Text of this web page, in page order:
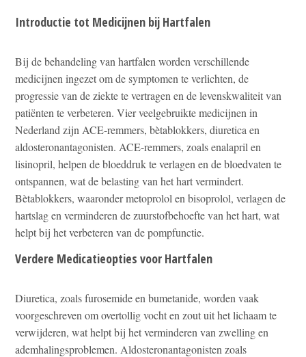
Introductie tot Medicijnen bij Hartfalen
Bij de behandeling van hartfalen worden verschillende
medicijnen ingezet om de symptomen te verlichten, de
progressie van de ziekte te vertragen en de levenskwaliteit van
patiënten te verbeteren. Vier veelgebruikte medicijnen in
Nederland zijn ACE-remmers, bètablokkers, diuretica en
aldosteronantagonisten. ACE-remmers, zoals enalapril en
lisinopril, helpen de bloeddruk te verlagen en de bloedvaten te
ontspannen, wat de belasting van het hart vermindert.
Bètablokkers, waaronder metoprolol en bisoprolol, verlagen de
hartslag en verminderen de zuurstofbehoefte van het hart, wat
helpt bij het verbeteren van de pompfunctie.
Verdere Medicatieopties voor Hartfalen
Diuretica, zoals furosemide en bumetanide, worden vaak
voorgeschreven om overtollig vocht en zout uit het lichaam te
verwijderen, wat helpt bij het verminderen van zwelling en
ademhalingsproblemen. Aldosteronantagonisten zoals